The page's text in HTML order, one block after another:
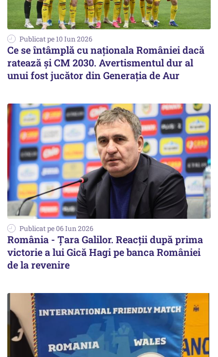
Publicat pe 10 Iun 2026
Ce se întâmplă cu naționala României dacă
ratează și CM 2030. Avertismentul dur al
unui fost jucător din Generația de Aur
Publicat pe 06 Iun 2026
România - Țara Galilor. Reacții după prima
victorie a lui Gică Hagi pe banca României
de la revenire